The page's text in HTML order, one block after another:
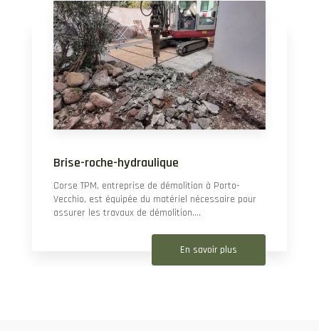
Brise-roche-hydraulique
Corse TPM, entreprise de démolition à Porto-
Vecchio, est équipée du matériel nécessaire pour
assurer les travaux de démolition....
En savoir plus